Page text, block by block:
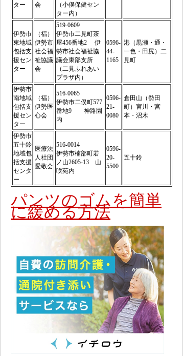
ター
会
（小俣保健セン
ター内）
伊勢市
東地域
包括支
援セン
ター
（福）
伊勢市
社会福
祉協議
会
519-0609
伊勢市二見町茶
屋456番地2 伊
勢市社会福祉協
議会東部支所
（二見ふれあい
プラザ内）
0596-
44-
1165
港（黒瀬・通・
一色・田尻）二
見町
伊勢市
南地域
包括支
援セン
ター
（福）
伊勢医
心会
516-0065
伊勢市二俣町577
番地9 神路園
内
0596-
21-
0080
倉田山（勢田
町）宮川・宮
本・沼木
伊勢市
五十鈴
地域包
括支援
センタ
ー
医療法
人社団
愛敬会
516-0014
伊勢市楠部町若
ノ山2605-13 山
咲苑内
0596-
20-
5500
五十鈴
パンツのゴムを簡単
に緩める方法